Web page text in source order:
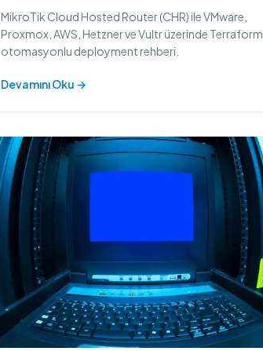
MikroTik Cloud Hosted Router (CHR) ile VMware,
Proxmox, AWS, Hetzner ve Vultr üzerinde Terraform
otomasyonlu deployment rehberi.
Devamını Oku →